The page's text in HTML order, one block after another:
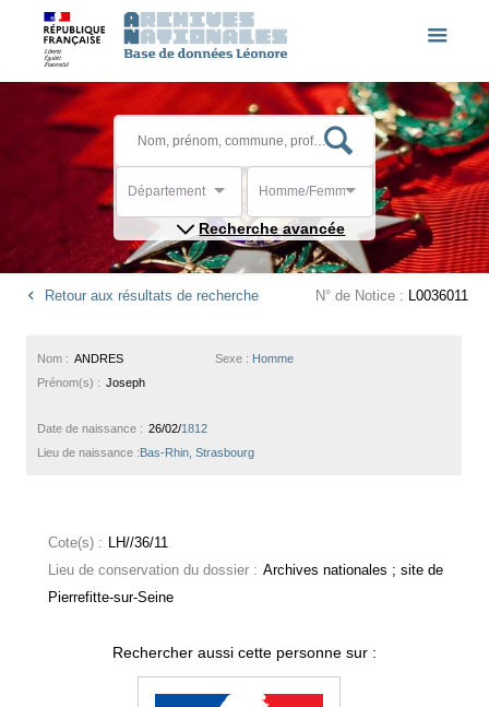
Département Homme/Femme
Recherche avancée
Retour aux résultats de recherche N° de Notice : L0036011
Sexe : Homme
Nom : ANDRES
Prénom(s) : Joseph
Date de naissance : 26/02/1812
Lieu de naissance :Bas-Rhin, Strasbourg
Cote(s) : LH//36/11
Lieu de conservation du dossier : Archives nationales ; site de
Pierrefitte-sur-Seine
Rechercher aussi cette personne sur :